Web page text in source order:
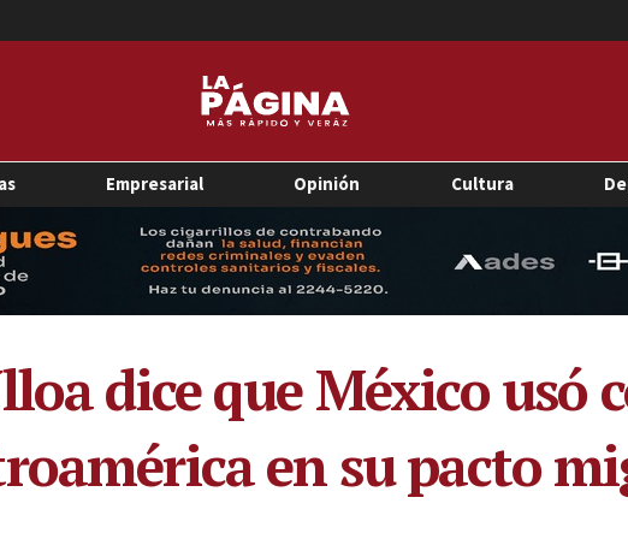
Empresarial Opinión Cultura
dice que México usó
en su pacto